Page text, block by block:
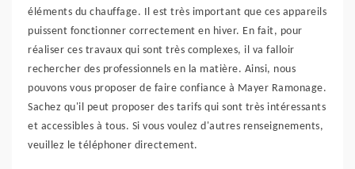
éléments du chauffage. Il est très important que ces appareils
puissent fonctionner correctement en hiver. En fait, pour
réaliser ces travaux qui sont très complexes, il va falloir
rechercher des professionnels en la matière. Ainsi, nous
pouvons vous proposer de faire confiance à Mayer Ramonage.
Sachez qu'il peut proposer des tarifs qui sont très intéressants
et accessibles à tous. Si vous voulez d'autres renseignements,
veuillez le téléphoner directement.